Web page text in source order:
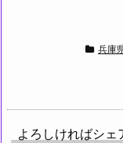
兵庫
よろしければシェ